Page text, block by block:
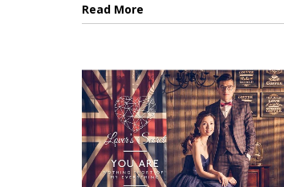
Read More